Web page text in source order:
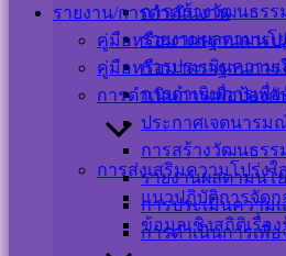
การสร้างวัฒนธรร
รายงานผลตามนโ
การประเมินความ
การดำเนินการเพื่
การส่งเสริมความโปร่งใ
แนวปฏิบัติการจัดก
ข้อมูลเชิงสถิติเรื่อ
รายงาน/การดำเนินงาน
คู่มือหรือมาตรฐานการป
คู่มือหรือมาตราฐานการ
การดำเนินการเพื่อป้อง
ประกาศเจตนารม
การสร้างวัฒนธรร
รายงานผลตามนโ
การประเมินความ
การดำเนินการเพื่
Your IP Address : 216.73.217.59
WPS Visitor Counter
เครือข่ายสังคมออนไลน์
นโยบายการคุ้มครองข้อมูลส่วนบุค